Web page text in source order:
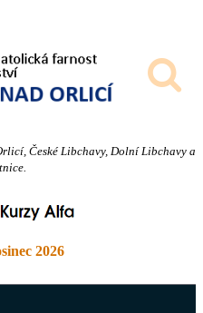
České Libchavy, Dolní Libchavy a
2026